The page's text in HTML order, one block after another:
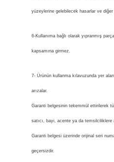
yüzeylerine gelebilecek hasarlar ve diğer
6-Kullanıma bağlı olarak yıpranmış
kapsamına girmez.
7- Ürünün kullanma kılavuzunda yer
arızalar.
Garanti belgesinin tekemmül ettirilerek
satıcı, bayi, acente ya da temsilciliklere
Garanti belgesi üzerinde orijinal seri
geçersizdir.